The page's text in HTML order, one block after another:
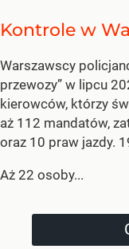
Kontrole w
Warszawscy
przewozy” w lipcu
kierowców, którzy
aż 112 mandatów,
oraz 10 praw jazdy.
Aż 22 osoby...